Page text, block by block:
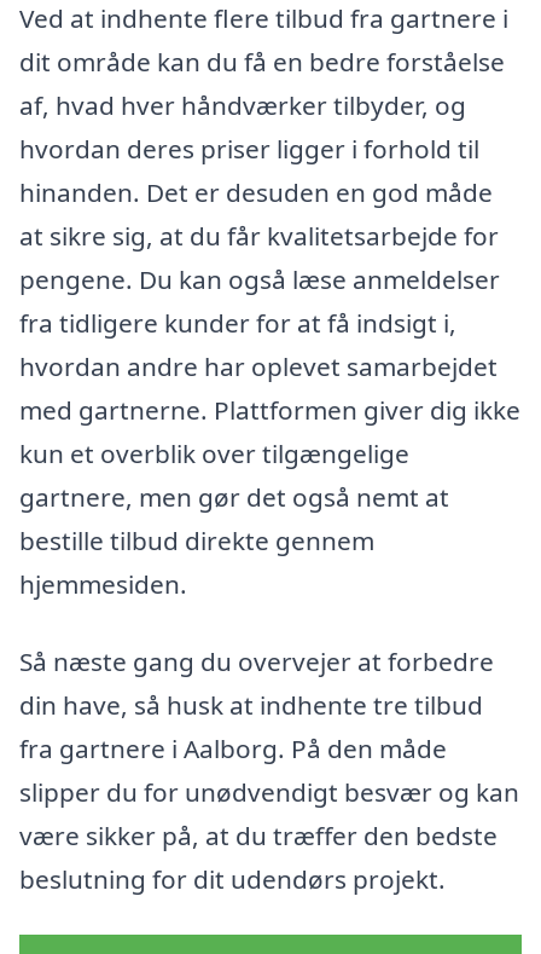
Ved at indhente flere tilbud fra gartnere i
dit område kan du få en bedre forståelse
af, hvad hver håndværker tilbyder, og
hvordan deres priser ligger i forhold til
hinanden. Det er desuden en god måde
at sikre sig, at du får kvalitetsarbejde for
pengene. Du kan også læse anmeldelser
fra tidligere kunder for at få indsigt i,
hvordan andre har oplevet samarbejdet
med gartnerne. Plattformen giver dig ikke
kun et overblik over tilgængelige
gartnere, men gør det også nemt at
bestille tilbud direkte gennem
hjemmesiden.
Så næste gang du overvejer at forbedre
din have, så husk at indhente tre tilbud
fra gartnere i Aalborg. På den måde
slipper du for unødvendigt besvær og kan
være sikker på, at du træffer den bedste
beslutning for dit udendørs projekt.